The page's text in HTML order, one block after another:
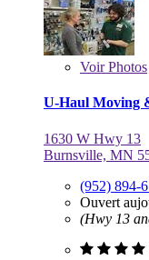
VoirPhotos
U-Haul Moving
1630 W Hwy 13
Burnsville, MN
(952) 894-
Ouvert
(Hwy 13